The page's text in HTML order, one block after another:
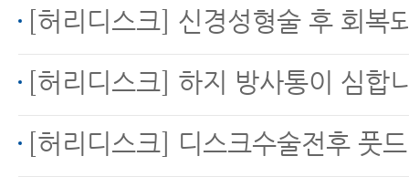
허리디스크치료 - 허리
디스크에 신경주사만 계
속 맞으신다고요?
[허리디스크] 신경성형술 후 회복되고 있
[허리디스크] 하지 방사통이 심합
[허리디스크] 디스크수술전후 풋